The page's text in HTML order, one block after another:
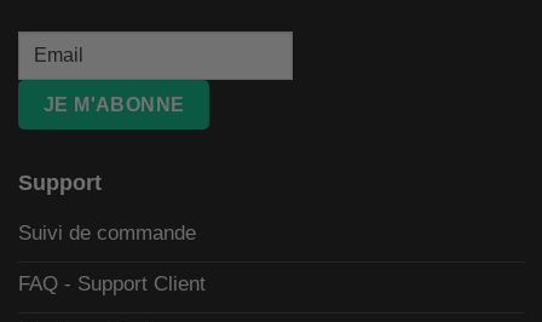
JE M'ABONNE
Support
Suivi de commande
FAQ - Support Client